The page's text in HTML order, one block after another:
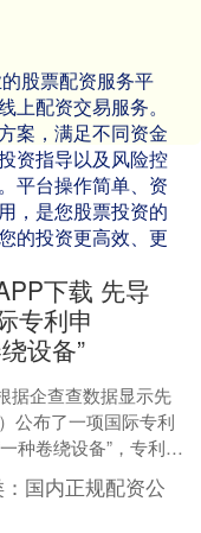
股票配资服务平
上配资交易服务。
案，满足不同资金
资指导以及风险控
平台操作简单、资
，是您股票投资的
的投资更高效、更
下载 先导
专利申
设备”
据企查查数据显示先
公布了一项国际专利
种卷绕设备”，专利申
104288，国际公....
国内正规配资公